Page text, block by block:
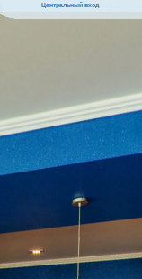
Центральный вход